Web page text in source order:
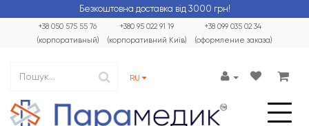
Безкоштовна доставка від 3000 грн!
+38 099 035 02 34
(оформление заказа)
+38 050 575 55 76
(корпоративный)
+380 95 022 91 19
(корпоративний Київ)
RU